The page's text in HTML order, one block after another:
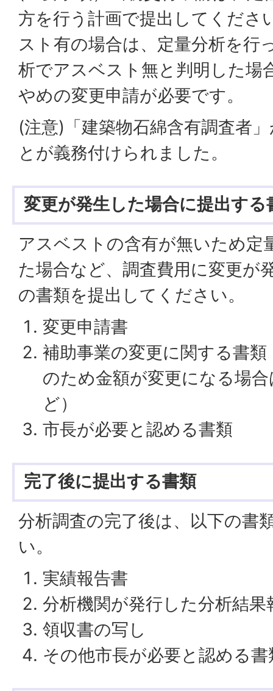
方を行う計画で提出してくださ
スト有の場合は、定量分析を行
析でアスベスト無と判明した場
やめの変更申請が必要です。
(注意)「建築物石綿含有調査者
とが義務付けられました。
変更が発生した場合に提出する
アスベストの含有が無いため定
た場合など、調査費用に変更が
の書類を提出してください。
変更申請書
補助事業の変更に関する書
のため金額が変更になる場
ど）
市長が必要と認める書類
完了後に提出する書類
分析調査の完了後は、以下の書
い。
実績報告書
分析機関が発行した分析結
領収書の写し
その他市長が必要と認める書